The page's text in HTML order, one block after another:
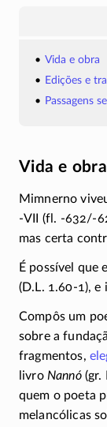
Vida e obra
Edições e
Passagens
Vida e obra
Mimnerno
-VII
(fl. -632/-
mas certa
É possível que
(D.L. 1.60-1), e
Compôs um
sobre a
fragmentos,
livro Nannó(gr.
quem o poeta
melancólicas